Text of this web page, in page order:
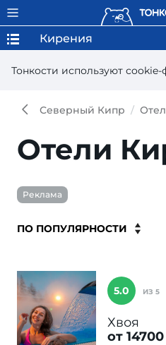
Тонкости используют
Кирения
Северный Кипр
Отели
Реклама
5.0 ИЗ 5
Хвоя
от